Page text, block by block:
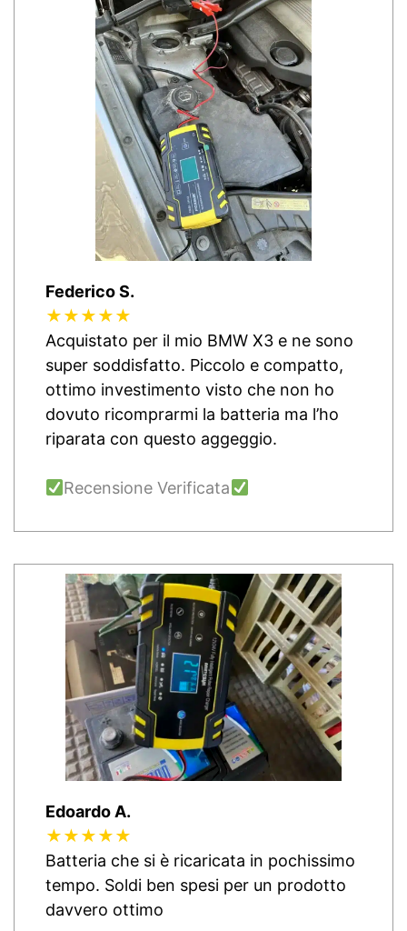
Federico S.
★★★★★
Acquistato per il mio BMW X3 e ne sono
super soddisfatto. Piccolo e compatto,
ottimo investimento visto che non ho
dovuto ricomprarmi la batteria ma l’ho
riparata con questo aggeggio.
Recensione Verificata
Edoardo A.
★★★★★
Batteria che si è ricaricata in pochissimo
tempo. Soldi ben spesi per un prodotto
davvero ottimo